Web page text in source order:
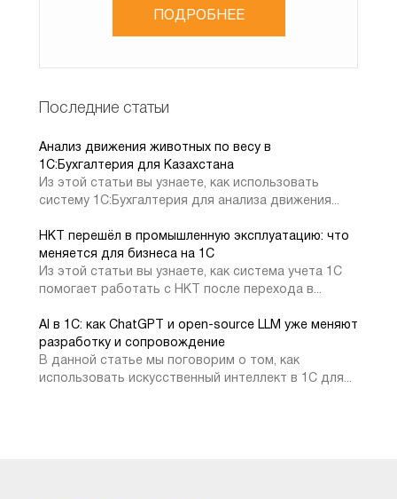
3. Экономия времени и ресурсов, так как журнал
процессы, связанные с оплатой и поступлением
предприятий.
фактур 1С 8.3
системы 1С Предприятие 8.3, необходимо выбрать
вкладку «Отчёты» и перейти на пункт «Журнал учёта
счетов-фактур», после чего, кликнуть на
«Сформировать», после этого, мы получим следующий
ПОДРОБНЕЕ
Последние статьи
Анализ движения животных по весу в
1C:Бухгалтерия для Казахстана
Из этой статьи вы узнаете, как использовать
систему 1С:Бухгалтерия для анализа движения...
НКТ перешёл в промышленную эксплуатацию: что
меняется для бизнеса на 1С
Из этой статьи вы узнаете, как система учета 1С
помогает работать с НКТ после перехода в...
AI в 1С: как ChatGPT и open-source LLM уже меняют
разработку и сопровождение
В данной статье мы поговорим о том, как
использовать искусственный интеллект в 1С для...